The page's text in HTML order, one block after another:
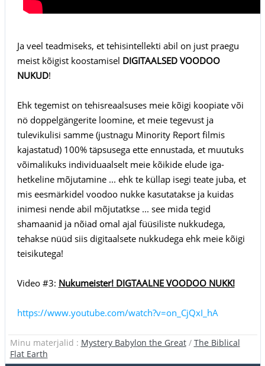
Ja veel teadmiseks, et tehisintellekti abil on just praegu
meist kõigist koostamisel DIGITAALSED VOODOO
NUKUD!
Ehk tegemist on tehisreaalsuses meie kõigi koopiate või
nö doppelgängerite loomine, et meie tegevust ja
tulevikulisi samme (justnagu Minority Report filmis
kajastatud) 100% täpsusega ette ennustada, et muutuks
võimalikuks individuaalselt meie kõikide elude iga-
hetkeline mõjutamine ... ehk te küllap isegi teate juba, et
mis eesmärkidel voodoo nukke kasutatakse ja kuidas
inimesi nende abil mõjutatkse ... see mida tegid
shamaanid ja nõiad omal ajal füüsiliste nukkudega,
tehakse nüüd siis digitaalsete nukkudega ehk meie kõigi
teisikutega!
Video #3: Nukumeister! DIGTAALNE VOODOO NUKK!
https://www.youtube.com/watch?v=on_CjQxI_hA
Minu materjalid : Mystery Babylon the Great/ The Biblical
Flat Earth